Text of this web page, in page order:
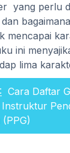
yang perlu
mencapai
ini
lima
Cara Daftar